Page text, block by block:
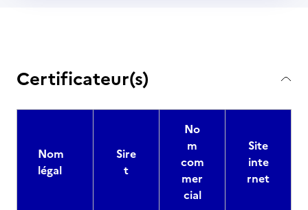
Certificateur(s)
Nom
légal
Sire
t
No
m
com
mer
cial
Site
inte
rnet